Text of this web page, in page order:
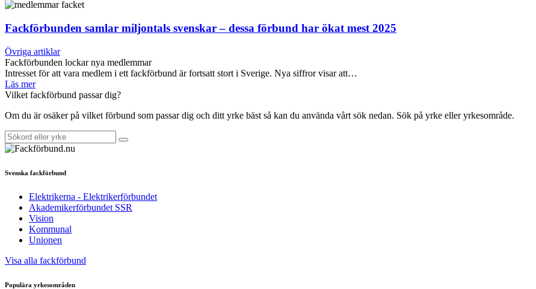
Fackförbunden samlar miljontals svenskar – dessa förbund har ökat mest 2025
Övriga artiklar
Fackförbunden lockar nya medlemmar
Intresset för att vara medlem i ett fackförbund är fortsatt stort i Sverige. Nya siffror visar att…
Läs mer
Vilket fackförbund passar dig?
Om du är osäker på vilket förbund som passar dig och ditt yrke bäst så kan du använda vårt sök nedan. Sök på yrke eller yrkesområde.
Svenska fackförbund
Elektrikerna - Elektrikerförbundet
Akademikerförbundet SSR
Vision
Kommunal
Unionen
Visa alla fackförbund
Populära yrkesområden